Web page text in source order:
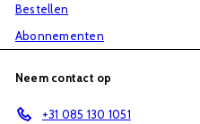
Bestellen
Abonnementen
Neem contact op
+31 085 130 1051